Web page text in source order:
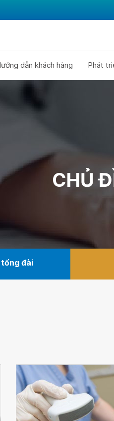
dẫn khách hàng Phát
CHỦ
tổng đài